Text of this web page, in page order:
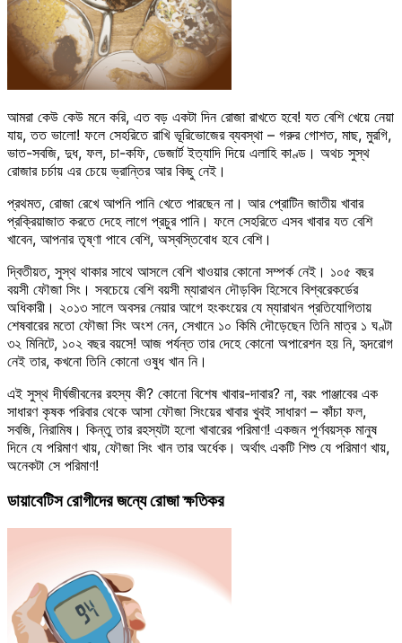
আমরা কেউ কেউ মনে করি, এত বড় একটা দিন রোজা রাখতে হবে! যত বেশি খেয়ে নেয়া
যায়, তত ভালো! ফলে সেহরিতে রাখি ভূরিভোজের ব্যবস্থা – গরুর গোশত, মাছ, মুরগি,
ভাত-সবজি, দুধ, ফল, চা-কফি, ডেজার্ট ইত্যাদি দিয়ে এলাহি কাণ্ড। অথচ সুস্থ
রোজার চর্চায় এর চেয়ে ভ্রান্তির আর কিছু নেই।
প্রথমত, রোজা রেখে আপনি পানি খেতে পারছেন না। আর প্রোটিন জাতীয় খাবার
প্রক্রিয়াজাত করতে দেহে লাগে প্রচুর পানি। ফলে সেহরিতে এসব খাবার যত বেশি
খাবেন, আপনার তৃষ্ণা পাবে বেশি, অস্বস্তিবোধ হবে বেশি।
দ্বিতীয়ত, সুস্থ থাকার সাথে আসলে বেশি খাওয়ার কোনো সম্পর্ক নেই। ১০৫ বছর
বয়সী ফৌজা সিং। সবচেয়ে বেশি বয়সী ম্যারাথন দৌড়বিদ হিসেবে বিশ্বরেকর্ডের
অধিকারী। ২০১৩ সালে অবসর নেয়ার আগে হংকংয়ের যে ম্যারাথন প্রতিযোগিতায়
শেষবারের মতো ফৌজা সিং অংশ নেন, সেখানে ১০ কিমি দৌড়েছেন তিনি মাত্র ১ ঘণ্টা
৩২ মিনিটে, ১০২ বছর বয়সে! আজ পর্যন্ত তার দেহে কোনো অপারেশন হয় নি, হৃদরোগ
নেই তার, কখনো তিনি কোনো ওষুধ খান নি।
এই সুস্থ দীর্ঘজীবনের রহস্য কী? কোনো বিশেষ খাবার-দাবার? না, বরং পাঞ্জাবের এক
সাধারণ কৃষক পরিবার থেকে আসা ফৌজা সিংয়ের খাবার খুবই সাধারণ – কাঁচা ফল,
সবজি, নিরামিষ। কিন্তু তার রহস্যটা হলো খাবারের পরিমাণ! একজন পূর্ণবয়স্ক মানুষ
দিনে যে পরিমাণ খায়, ফৌজা সিং খান তার অর্ধেক। অর্থাৎ একটি শিশু যে পরিমাণ খায়,
অনেকটা সে পরিমাণ!
ডায়াবেটিস রোগীদের জন্যে রোজা ক্ষতিকর